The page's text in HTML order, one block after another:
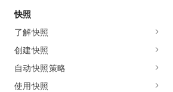
快照
了解快照
创建快照
自动快照策略
使用快照